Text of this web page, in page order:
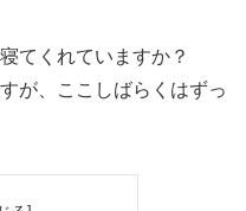
てくれていますか？
が、ここしばらくはずっ